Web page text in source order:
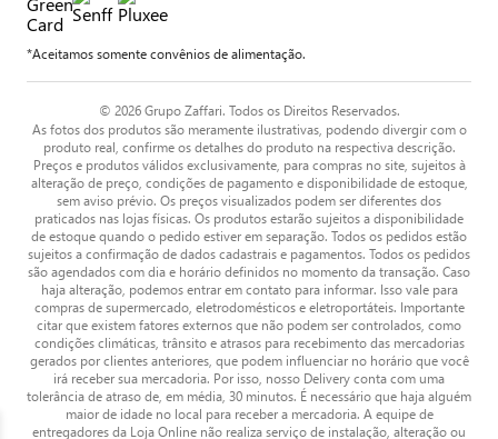
*Aceitamos somente convênios de alimentação.
© 2026 Grupo Zaffari. Todos os Direitos Reservados.
As fotos dos produtos são meramente ilustrativas, podendo divergir com o
produto real, confirme os detalhes do produto na respectiva descrição.
Preços e produtos válidos exclusivamente, para compras no site, sujeitos à
alteração de preço, condições de pagamento e disponibilidade de estoque,
sem aviso prévio. Os preços visualizados podem ser diferentes dos
praticados nas lojas físicas. Os produtos estarão sujeitos a disponibilidade
de estoque quando o pedido estiver em separação. Todos os pedidos estão
sujeitos a confirmação de dados cadastrais e pagamentos. Todos os pedidos
são agendados com dia e horário definidos no momento da transação. Caso
haja alteração, podemos entrar em contato para informar. Isso vale para
compras de supermercado, eletrodomésticos e eletroportáteis. Importante
citar que existem fatores externos que não podem ser controlados, como
condições climáticas, trânsito e atrasos para recebimento das mercadorias
gerados por clientes anteriores, que podem influenciar no horário que você
irá receber sua mercadoria. Por isso, nosso Delivery conta com uma
tolerância de atraso de, em média, 30 minutos. É necessário que haja alguém
maior de idade no local para receber a mercadoria. A equipe de
entregadores da Loja Online não realiza serviço de instalação, alteração ou